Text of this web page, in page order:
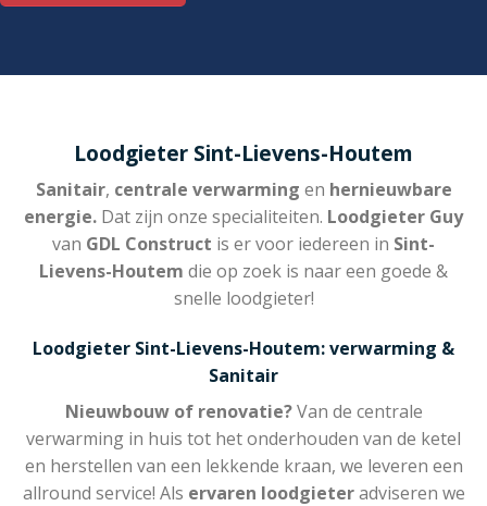
Loodgieter Sint-Lievens-Houtem
Sanitair, centrale verwarming en hernieuwbare
energie. Dat zijn onze specialiteiten. Loodgieter Guy
van GDL Construct is er voor iedereen in Sint-
Lievens-Houtem die op zoek is naar een goede &
snelle loodgieter!
Loodgieter Sint-Lievens-Houtem: verwarming &
Sanitair
Nieuwbouw of renovatie?Van de centrale
verwarming in huis tot het onderhouden van de ketel
en herstellen van een lekkende kraan, we leveren een
allround service! Als ervaren loodgieteradviseren we